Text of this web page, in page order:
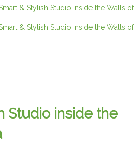
Studio inside the